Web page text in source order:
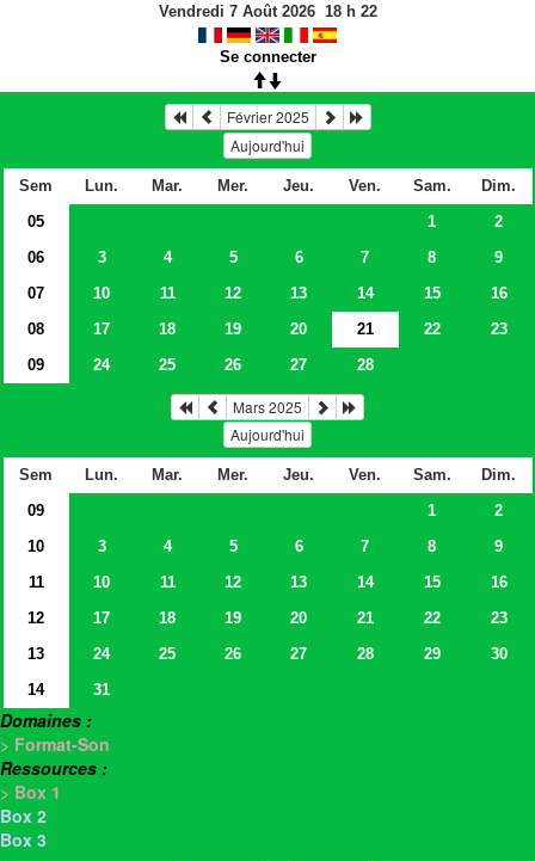
Vendredi 7 Août 2026 18h 22
Se connecter
Février 2025
Aujourd'hui
Sem Lun. Mar. Mer. Jeu. Ven. Sam.
Dim.
05
1
2
06
3 4 5 6 7 8
9
07
10 11 12 13 14 15
16
08
17 18 19 20 21 22
23
09
24 25 26 27 28
Mars 2025
Aujourd'hui
Sem Lun. Mar. Mer. Jeu. Ven. Sam.
Dim.
09
1
2
10
3 4 5 6 7 8
9
11
10 11 12 13 14 15
16
12
17 18 19 20 21 22
23
13
24 25 26 27 28 29
30
14
31
Domaines :
> Format-Son
Ressources :
> Box 1
Box 2
Box 3